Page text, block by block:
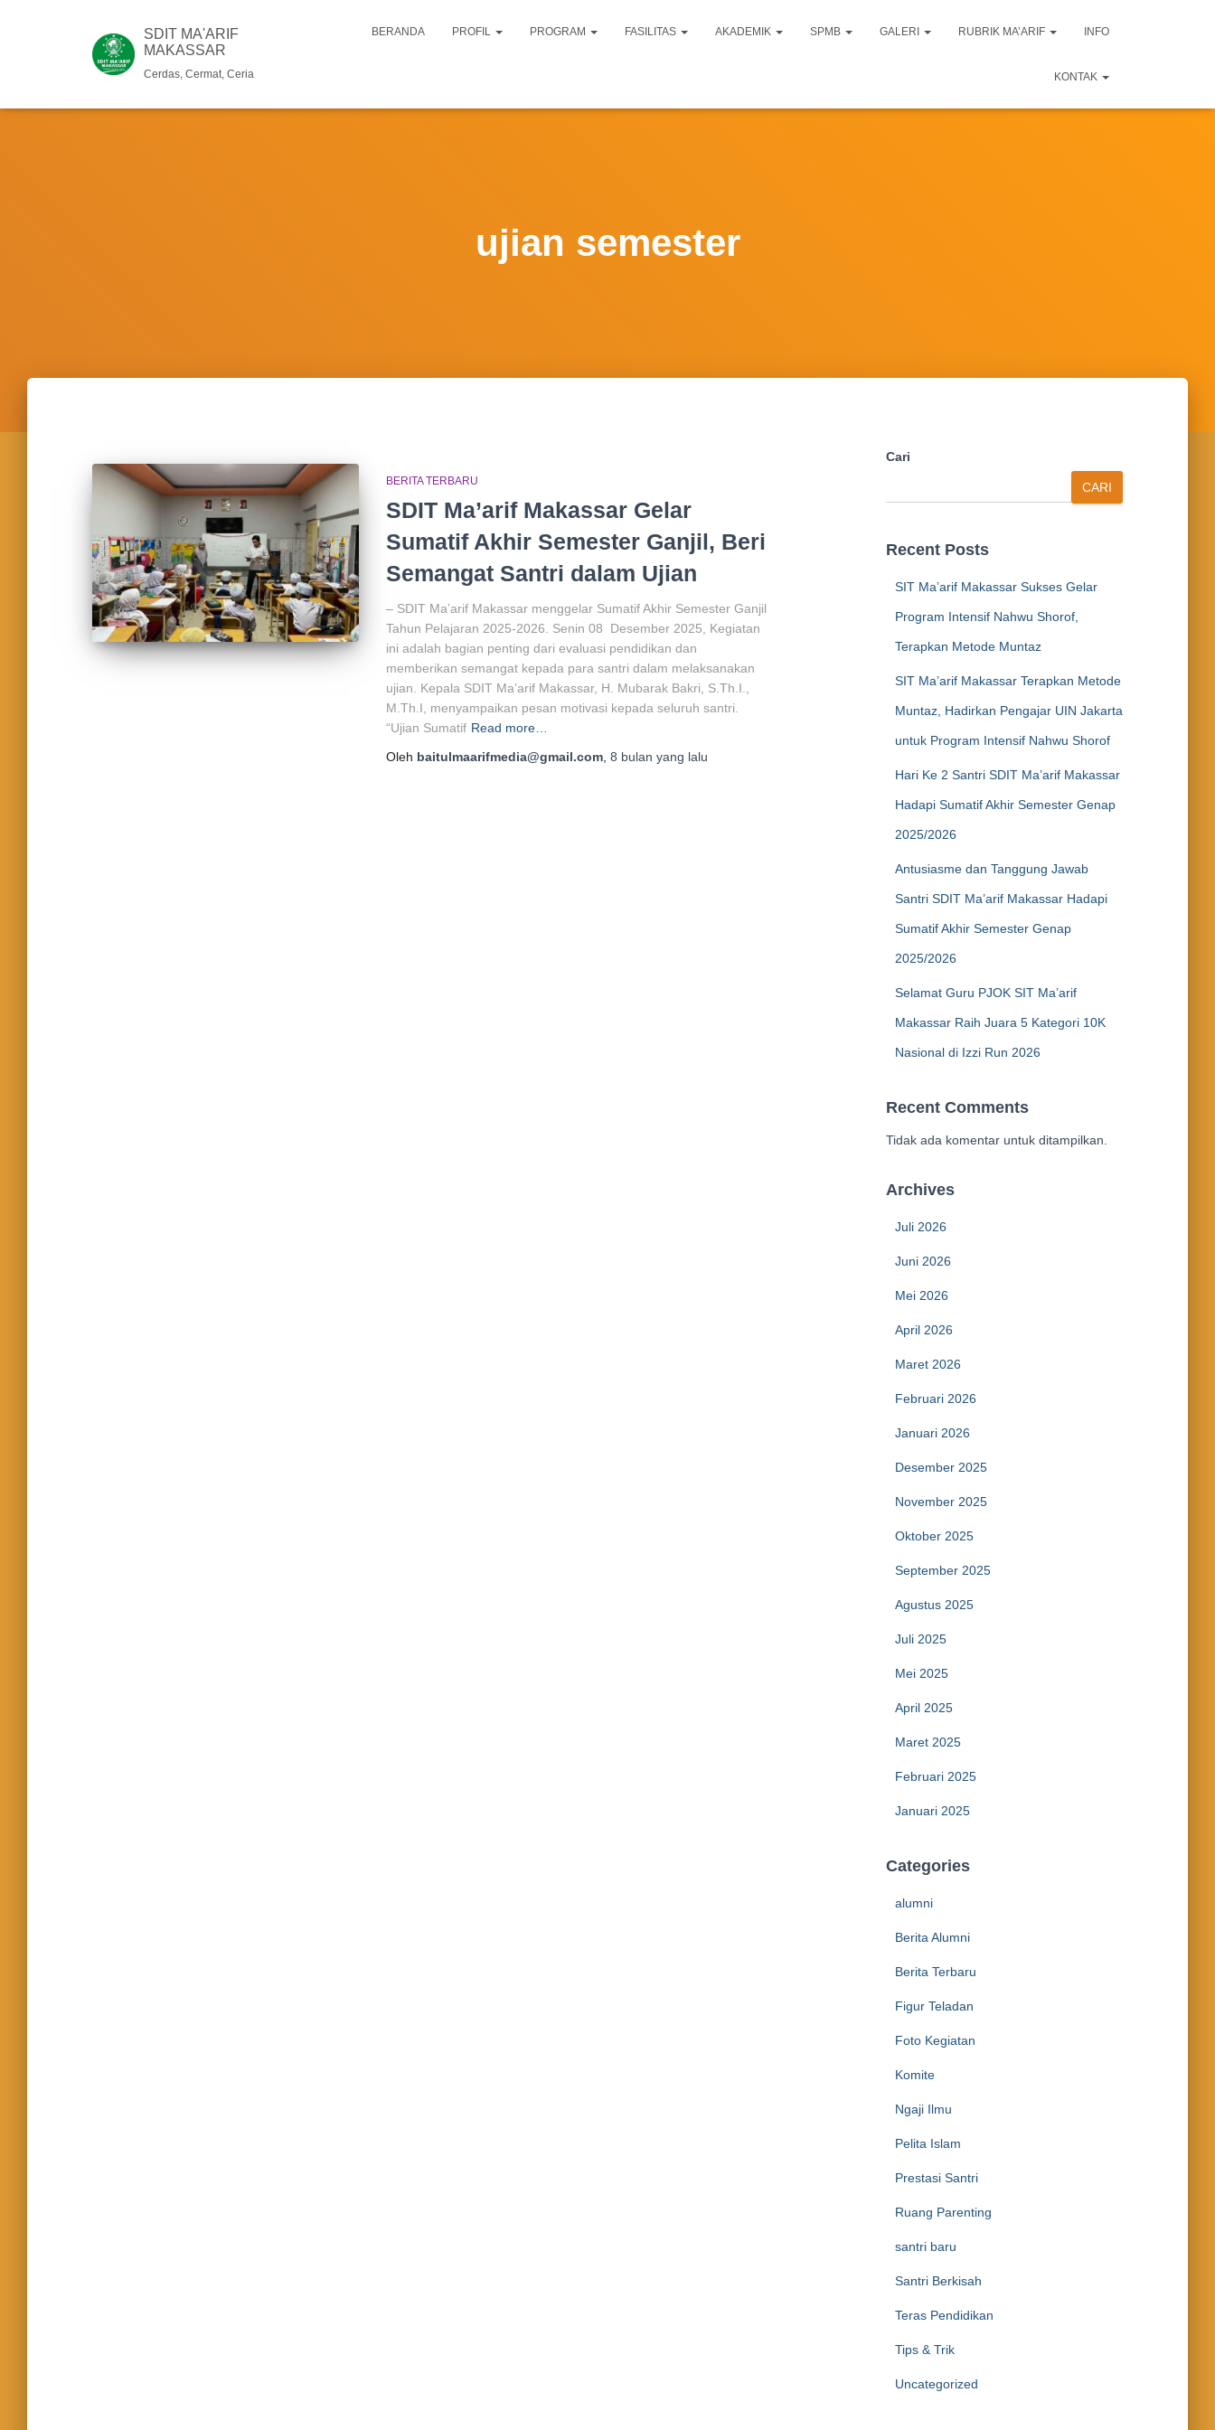
SDIT MA'ARIF
MAKASSAR
Cerdas, Cermat, Ceria
BERANDA PROFIL PROGRAM FASILITAS AKADEMIK SPMB GALERI RUBRIK MA’ARIF INFO
KONTAK
ujian semester
BERITA TERBARU
SDIT Ma’arif Makassar Gelar
Sumatif Akhir Semester Ganjil, Beri
Semangat Santri dalam Ujian
– SDIT Ma’arif Makassar menggelar Sumatif Akhir Semester Ganjil
Tahun Pelajaran 2025-2026. Senin 08 Desember 2025, Kegiatan
ini adalah bagian penting dari evaluasi pendidikan dan
memberikan semangat kepada para santri dalam melaksanakan
ujian. Kepala SDIT Ma’arif Makassar, H. Mubarak Bakri, S.Th.I.,
M.Th.I, menyampaikan pesan motivasi kepada seluruh santri.
“Ujian Sumatif Read more…
Oleh baitulmaarifmedia@gmail.com 8 bulan yang lalu
Cari
CARI
Recent Posts
SIT Ma’arif Makassar Sukses Gelar
Program Intensif Nahwu Shorof,
Terapkan Metode Muntaz
SIT Ma’arif Makassar Terapkan Metode
Muntaz, Hadirkan Pengajar UIN Jakarta
untuk Program Intensif Nahwu Shorof
Hari Ke 2 Santri SDIT Ma’arif Makassar
Hadapi Sumatif Akhir Semester Genap
2025/2026
Antusiasme dan Tanggung Jawab
Santri SDIT Ma’arif Makassar Hadapi
Sumatif Akhir Semester Genap
2025/2026
Selamat Guru PJOK SIT Ma’arif
Makassar Raih Juara 5 Kategori 10K
Nasional di Izzi Run 2026
Recent Comments
Tidak ada komentar untuk ditampilkan.
Archives
Juli 2026
Juni 2026
Mei 2026
April 2026
Maret 2026
Februari 2026
Januari 2026
Desember 2025
November 2025
Oktober 2025
September 2025
Agustus 2025
Juli 2025
Mei 2025
April 2025
Maret 2025
Februari 2025
Januari 2025
Categories
alumni
Berita Alumni
Berita Terbaru
Figur Teladan
Foto Kegiatan
Komite
Ngaji Ilmu
Pelita Islam
Prestasi Santri
Ruang Parenting
santri baru
Santri Berkisah
Teras Pendidikan
Tips & Trik
Uncategorized